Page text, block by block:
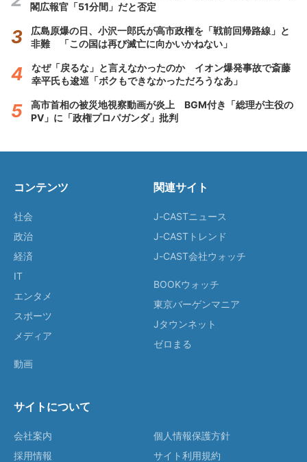
閣広報官「51分間」だと否定
広島原爆の日、小沢一郎氏が高市政権を「戦前回帰路線」と
非難 「この国は再び滅亡に向かいかねない」
なぜ「戻るな」と言えなかったのか イオン爆発事故で斎藤
幸平氏も逡巡「ボクもできなかっただろうなあ」
高市首相の被災地視察動画が炎上 BGM付き「総理が主役の
PV」に「政権プロパガンダ」批判
コンテンツ
社会
政治
経済
IT
エンタメ
スポーツ
メディア
動画
関連サイト
J-CASTニュース
J-CASTトレンド
J-CAST会社ウォッチ
BOOKウォッチ
東京バーゲンマニア
Jタウンネット
ゼロまる
サイトについて
会社案内
採用情報
個人情報保護方針
サイト利用規約